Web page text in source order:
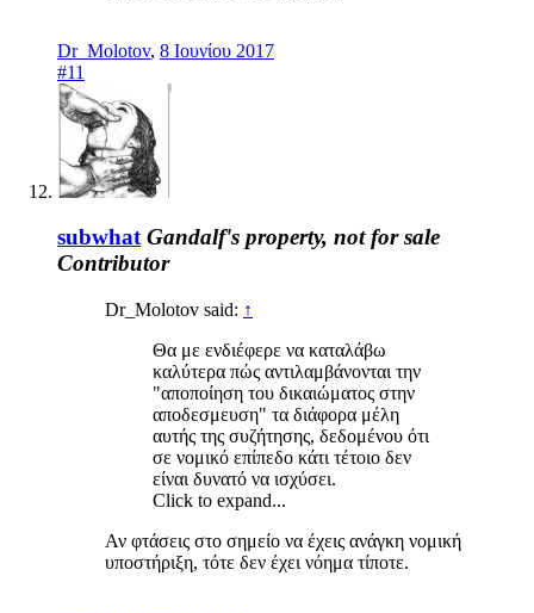
Dr_Molotov, 8 Ιουνίου 2017
#11
subwhat Gandalf's property, not for sale
Contributor
Dr_Molotov said: ↑
Θα με ενδιέφερε να καταλάβω
καλύτερα πώς αντιλαμβάνονται την
"αποποίηση του δικαιώματος στην
αποδεσμευση" τα διάφορα μέλη
αυτής της συζήτησης, δεδομένου ότι
σε νομικό επίπεδο κάτι τέτοιο δεν
είναι δυνατό να ισχύσει.
Click to expand...
Αν φτάσεις στο σημείο να έχεις ανάγκη νομική
υποστήριξη, τότε δεν έχει νόημα τίποτε.